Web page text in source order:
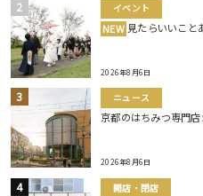
イベント
NEW 見たらいいこと
2026年8月6日
ニュース
京都のはちみつ専門
2026年8月6日
開店・閉店